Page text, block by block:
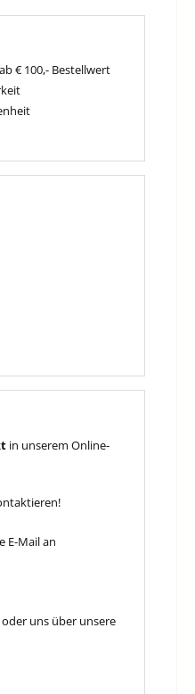
€ 100,- Bestellwert
in unserem Online-
E-Mail an
uns über unsere